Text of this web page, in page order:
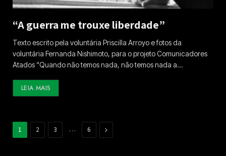
“A guerra me trouxe liberdade”
Texto escrito pela voluntária Priscilla Arroyo e fotos da
voluntária Fernanda Nishimoto, para o projeto Comunicadores
Atados “Quando não temos nada, não temos nada a…
LEIA MAIS
1 2 3 … 6 Next